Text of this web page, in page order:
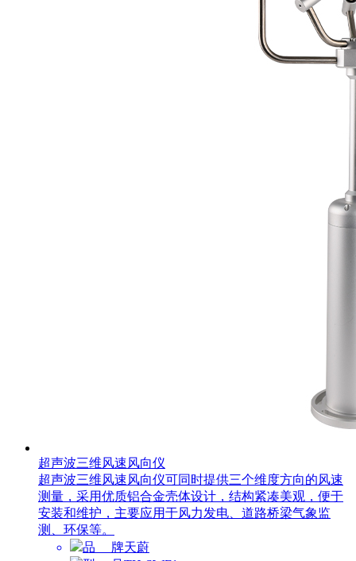
超声波三维风速风向仪
超声波三维风速风向仪可同时提供三个维度方向的风速
测量，采用优质铝合金壳体设计，结构紧凑美观，便于
安装和维护，主要应用于风力发电、道路桥梁气象监
测、环保等。
品 牌天蔚